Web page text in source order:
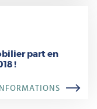
part en
!